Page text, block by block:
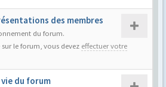
des membres
du forum.
le forum, vous devez effectuer votre
du forum